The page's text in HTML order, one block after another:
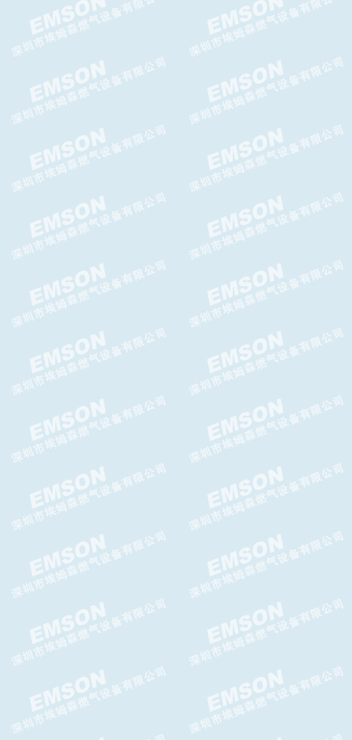
Argos WA减压阀，Argos WA
CELTIC-N氮封阀,GASCAT氮封
Argos Relief放散阀,Argos
Relief泄压阀
G10F切断阀,G10F超压切断阀
TWIN燃气关断阀,TWIN切断
阀,TWIN气体超压切断阀
PI减压阀,PI调压器GASCAT减